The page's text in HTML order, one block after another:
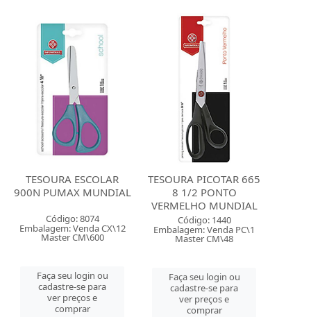
TESOURA ESCOLAR
900N PUMAX MUNDIAL
Código: 8074
Embalagem: Venda CX\12
Master CM\600
Faça seu login ou
cadastre-se para
ver preços e
comprar
TESOURA PICOTAR 665
8 1/2 PONTO
VERMELHO MUNDIAL
Código: 1440
Embalagem: Venda PC\1
Master CM\48
Faça seu login ou
cadastre-se para
ver preços e
comprar